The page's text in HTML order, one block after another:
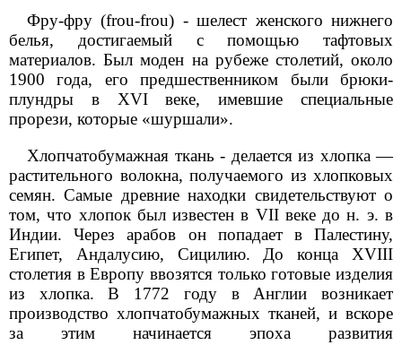
Фру-фру (frou-frou) - шелест женского нижнего
белья, достигаемый с помощью тафтовых
материалов. Был моден на рубеже столетий, около
1900 года, его предшественником были брюки-
плундры в XVI веке, имевшие специальные
прорези, которые «шуршали».
Хлопчатобумажная ткань - делается из хлопка —
растительного волокна, получаемого из хлопковых
семян. Самые древние находки свидетельствуют о
том, что хлопок был известен в VII веке до н. э. в
Индии. Через арабов он попадает в Палестину,
Египет, Андалусию, Сицилию. До конца XVIII
столетия в Европу ввозятся только готовые изделия
из хлопка. В 1772 году в Англии возникает
производство хлопчатобумажных тканей, и вскоре
за этим начинается эпоха развития